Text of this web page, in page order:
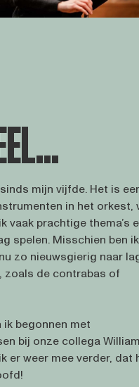
mijn vijfde. Het is
in het orkest,
vaak prachtige thema’s
spelen. Misschien ben ik
zo nieuwsgierig naar
zoals de contrabas of
ik begonnen met
bij onze collega
er weer mee verder, dat